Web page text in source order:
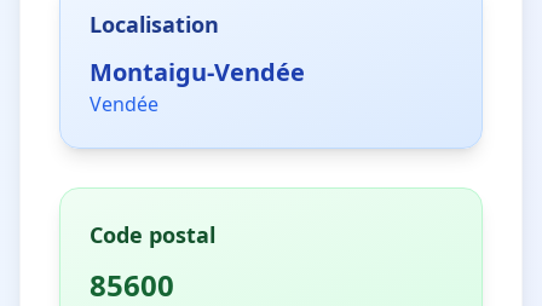
Localisation
Montaigu-Vendée
Vendée
Code postal
85600